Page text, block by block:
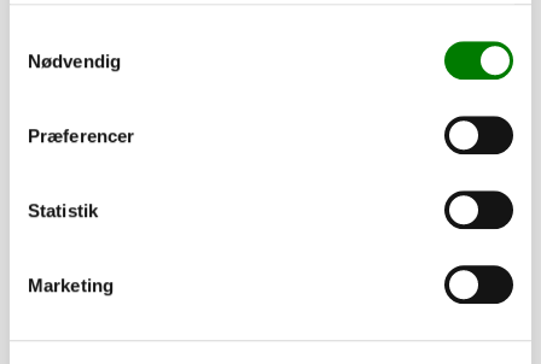
Nødvendig
Præferencer
Statistik
Marketing
SKU: 101794